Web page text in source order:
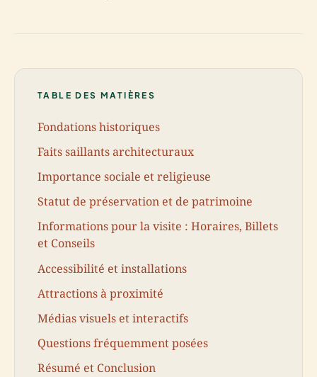
TABLE DES MATIÈRES
Fondations historiques
Faits saillants architecturaux
Importance sociale et religieuse
Statut de préservation et de patrimoine
Informations pour la visite : Horaires, Billets
et Conseils
Accessibilité et installations
Attractions à proximité
Médias visuels et interactifs
Questions fréquemment posées
Résumé et Conclusion